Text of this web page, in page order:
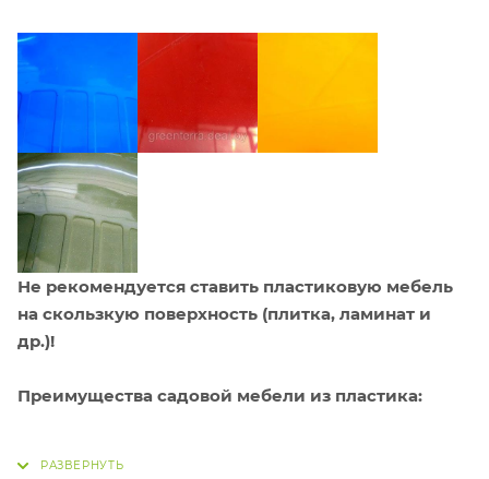
Не рекомендуется ставить пластиковую мебель
на скользкую поверхность (плитка, ламинат и
др.)!
Преимущества садовой мебели из пластика: